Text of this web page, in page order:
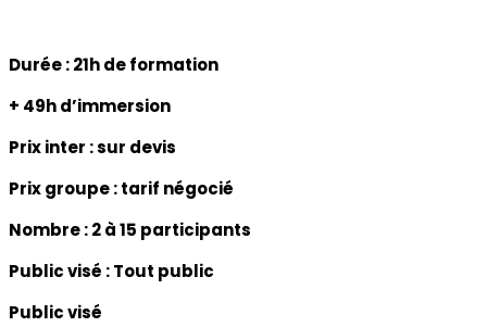
Durée :21h de formation
+ 49h d’immersion
Prix inter : sur devis
Prix groupe :tarif négocié
Nombre : 2 à 15 participants
Public visé :Tout public
Public visé